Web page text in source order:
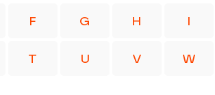
F G H I
T U V W